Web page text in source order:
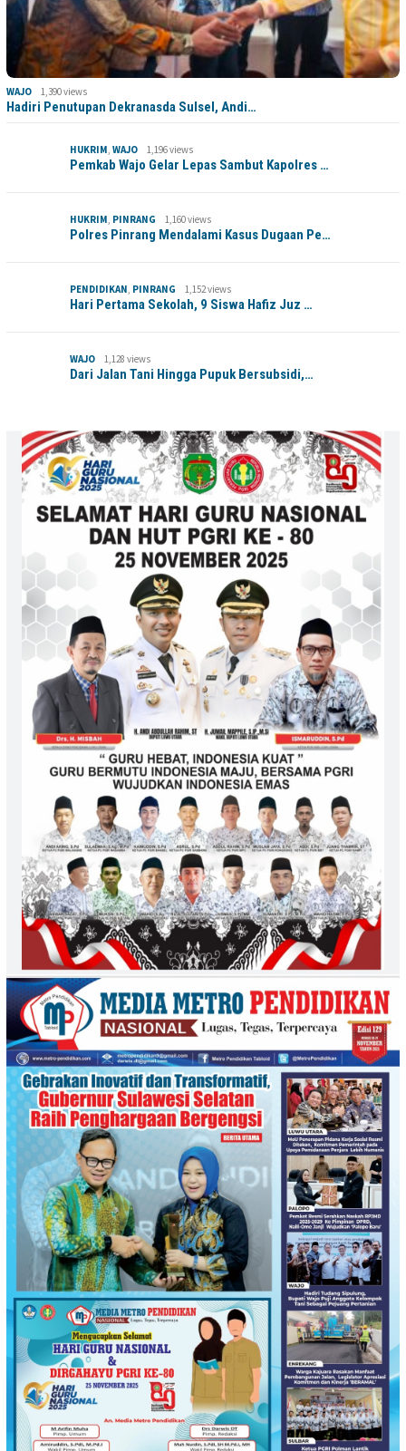
WAJO 1,390 views
Hadiri Penutupan Dekranasda Sulsel, Andi…
HUKRIM, WAJO 1,196 views
Pemkab Wajo Gelar Lepas Sambut Kapolres …
HUKRIM, PINRANG 1,160 views
Polres Pinrang Mendalami Kasus Dugaan Pe…
PENDIDIKAN, PINRANG 1,152 views
Hari Pertama Sekolah, 9 Siswa Hafiz Juz …
WAJO 1,128 views
Dari Jalan Tani Hingga Pupuk Bersubsidi,…